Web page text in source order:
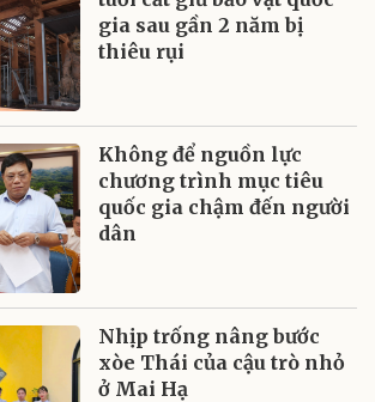
gia sau gần 2 năm bị
thiêu rụi
Không để nguồn lực
chương trình mục tiêu
quốc gia chậm đến người
dân
Nhịp trống nâng bước
xòe Thái của cậu trò nhỏ
ở Mai Hạ